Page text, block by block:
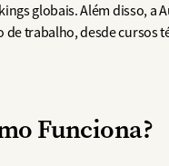
globais. Além disso, a
trabalho, desde cursos
Funciona?